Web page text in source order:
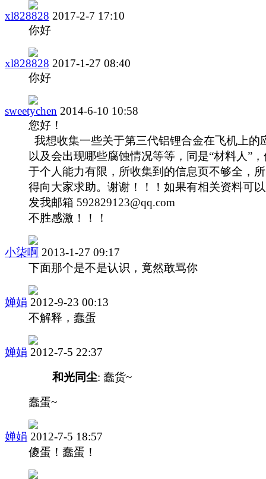
xl828828 2017-2-7 17:10
你好
xl828828 2017-1-27 08:40
你好
sweetychen 2014-6-10 10:58
您好！
我想收集一些关于第三代铝锂合金在飞机上的
以及会出现哪些腐蚀情况等等，同是“材料人”
于个人能力有限，所收集到的信息页不够全，
得向大家求助。谢谢！！！如果有相关资料可
发我邮箱 592829123@qq.com
不胜感激！！！
小柒啊 2013-1-27 09:17
下面那个是不是认识，竟然敢骂你
婵娟 2012-9-23 00:13
不解释，蠢蛋
婵娟 2012-7-5 22:37
和光同尘: 蠢货~
蠢蛋~
婵娟 2012-7-5 18:57
傻蛋！蠢蛋！